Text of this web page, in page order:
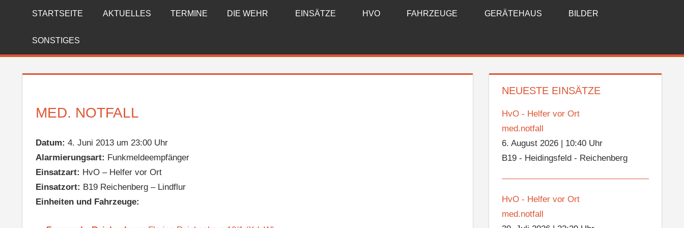
FREIWILLIGE
FEUERWEHR
REICHENBERG
STARTSEITE AKTUELLES TERMINE DIE WEHR EINSÄTZE HVO FAHRZEUGE GERÄTEHAUS BILDER
SONSTIGES
MED. NOTFALL
Datum: 4. Juni 2013 um 23:00 Uhr
Alarmierungsart: Funkmeldeempfänger
Einsatzart: HvO – Helfer vor Ort
Einsatzort: B19 Reichenberg – Lindflur
Einheiten und Fahrzeuge:
NEUESTE EINSÄTZE
HvO - Helfer vor Ort
med.notfall
6. August 2026
10:40 Uhr
B19 - Heidingsfeld - Reichenberg
HvO - Helfer vor Ort
med.notfall